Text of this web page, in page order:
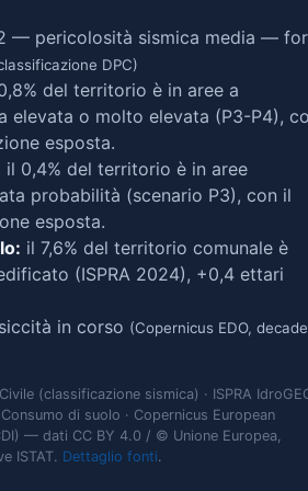
— pericolosità sismica media —
DPC)
del territorio è in aree a
elevata o molto elevata (P3-P4),
esposta.
il 0,4% del territorio è in aree
probabilità (scenario P3), con il
esposta.
il 7,6% del territorio comunale è
(ISPRA 2024), +0,4 ettari
in corso (Copernicus EDO,
(classificazione sismica) · ISPRA
di suolo · Copernicus European
— dati CC BY 4.0 / © Unione Europea,
ISTAT. Dettaglio fonti.